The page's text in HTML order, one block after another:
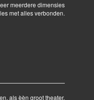
meerdere dimensies
met alles verbonden.
als èèn groot theater.